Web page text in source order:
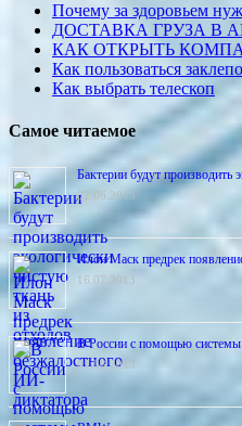
Почему за здоровьем
ДОСТАВКА ГРУЗА В
КАК ОТКРЫТЬ
Как пользоваться
Как выбрать телескоп
Самое читаемое
Бактерии будут производить
02.06.2013
Илон Маск предрек
16.07.2013
В России с помощью системы
01.08.2013